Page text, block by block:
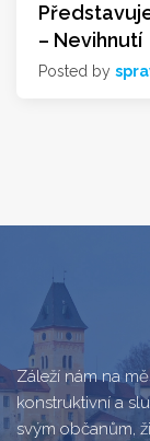
– Nevihnutí
Posted by
Záleží nám na
konstruktivní a
svým občanům,